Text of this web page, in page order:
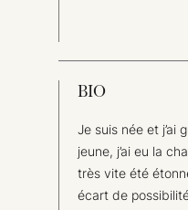
BIO
Je suis née et j’ai
jeune, j’ai eu la
très vite été
écart de